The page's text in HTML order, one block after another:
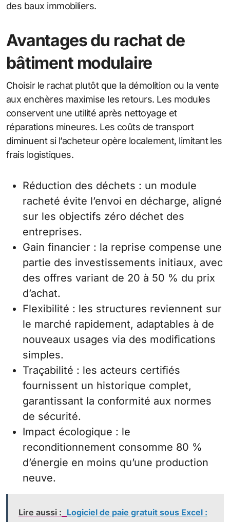
des baux immobiliers.
Avantages du rachat de
bâtiment modulaire
Choisir le rachat plutôt que la démolition ou la vente
aux enchères maximise les retours. Les modules
conservent une utilité après nettoyage et
réparations mineures. Les coûts de transport
diminuent si l’acheteur opère localement, limitant les
frais logistiques.
Réduction des déchets : un module
racheté évite l’envoi en décharge, aligné
sur les objectifs zéro déchet des
entreprises.
Gain financier : la reprise compense une
partie des investissements initiaux, avec
des offres variant de 20 à 50 % du prix
d’achat.
Flexibilité : les structures reviennent sur
le marché rapidement, adaptables à de
nouveaux usages via des modifications
simples.
Traçabilité : les acteurs certifiés
fournissent un historique complet,
garantissant la conformité aux normes
de sécurité.
Impact écologique : le
reconditionnement consomme 80 %
d’énergie en moins qu’une production
neuve.
Lire aussi : Logiciel de paie gratuit sous Excel :